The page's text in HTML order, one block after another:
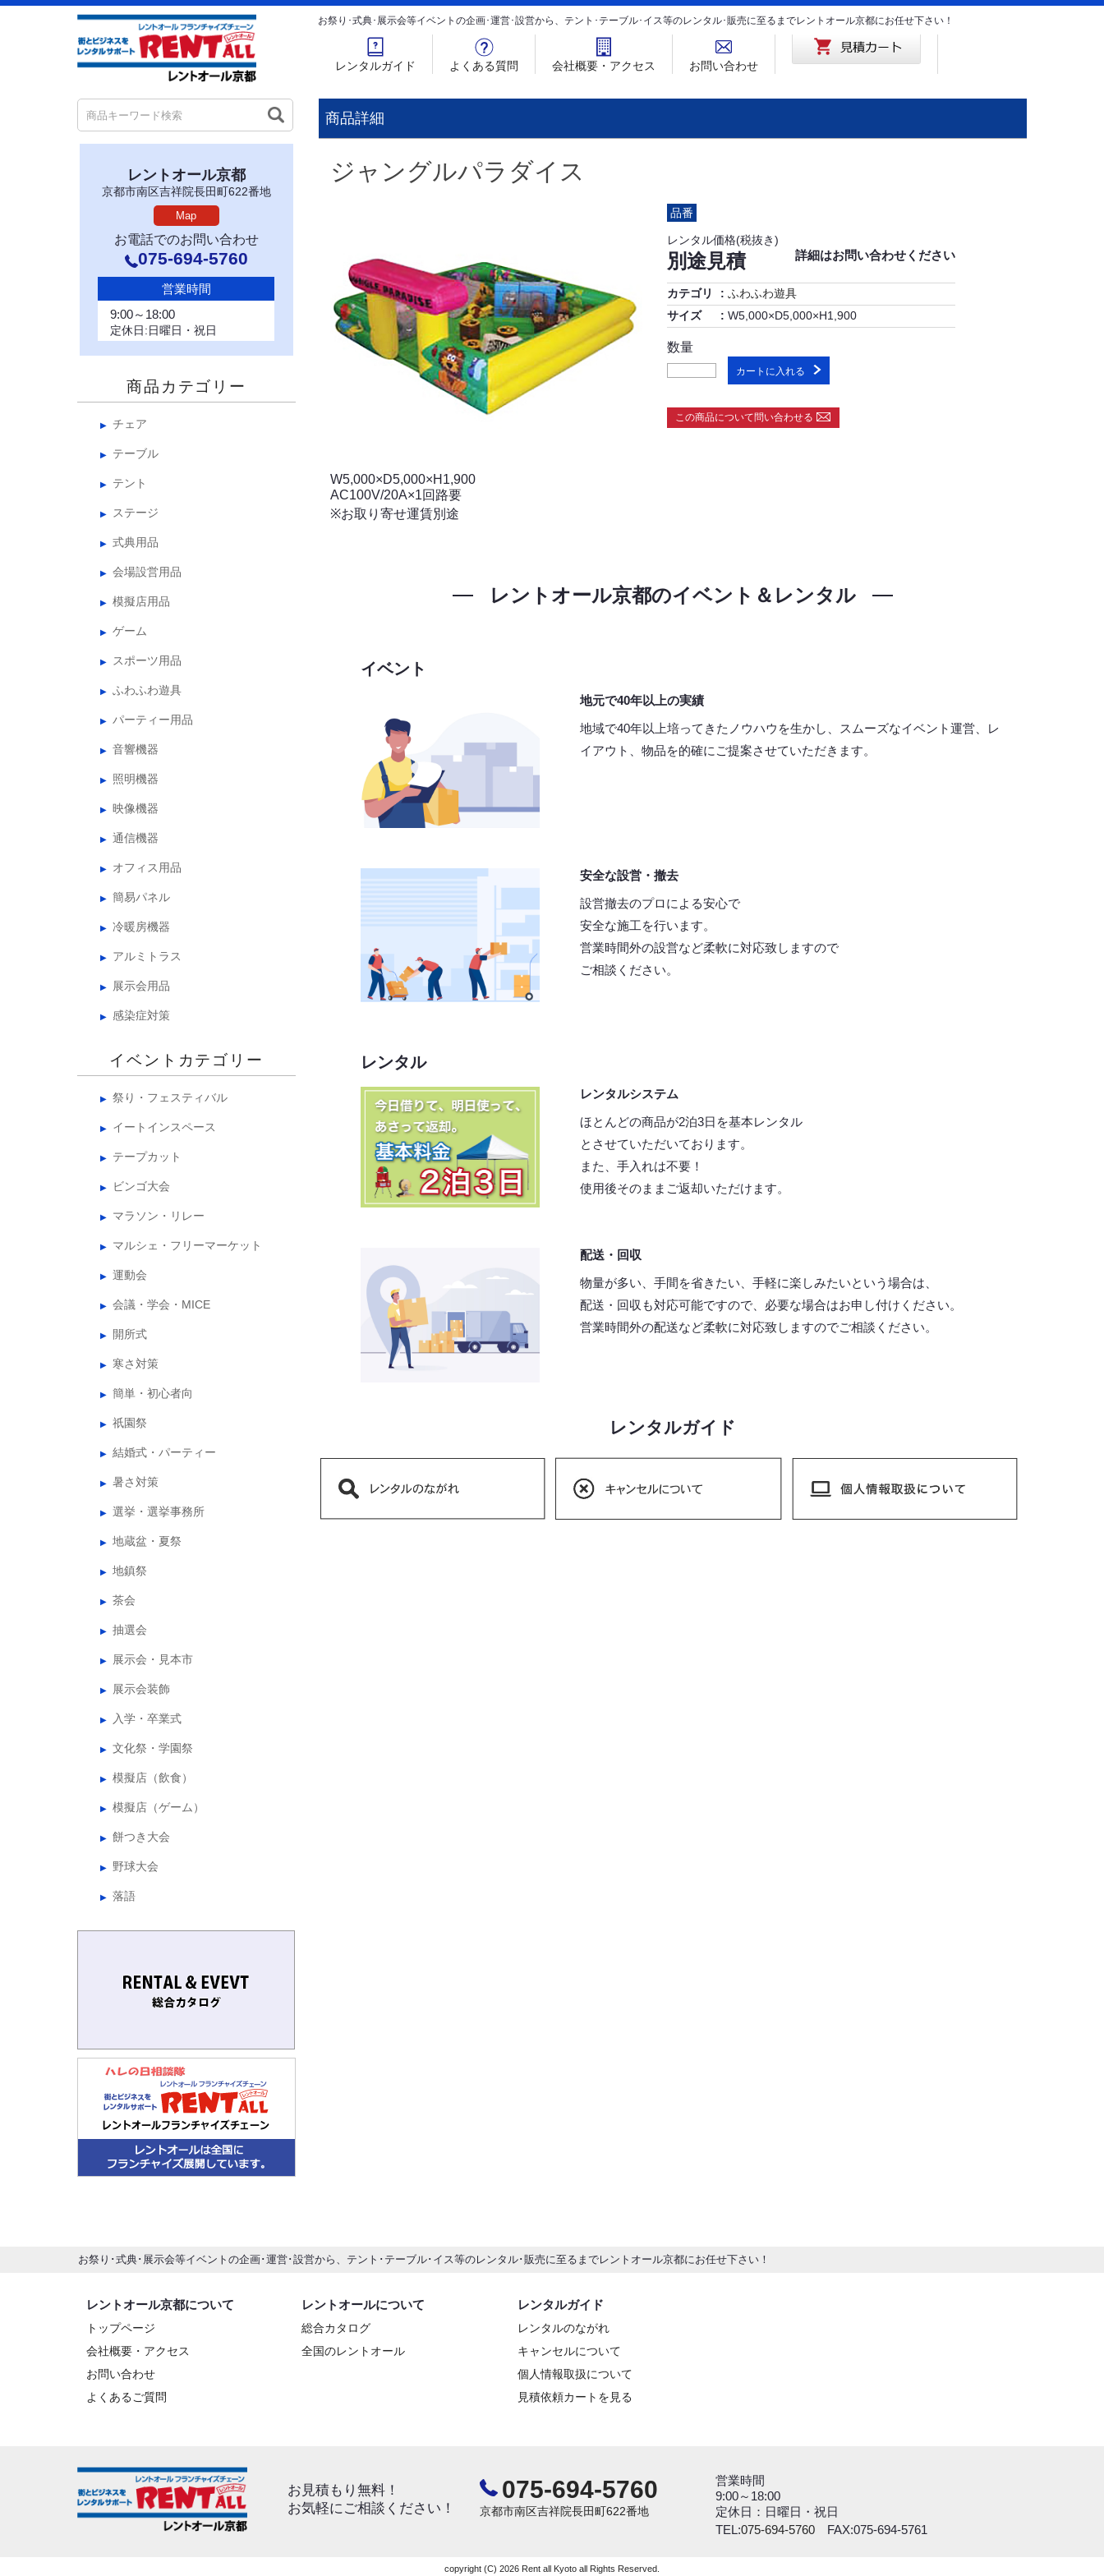
お祭り･式典･展示会等イベントの企画･運営･設営から、テント･テーブル･イス等のレンタル･販売に至るまでレントオール京都にお任せ下さい！
レンタルガイド よくある質問 会社概要・アクセス お問い合わせ
レントオール京都
京都市南区吉祥院長田町622番地
Map
お電話でのお問い合わせ
075-694-5760
営業時間
9:00～18:00
定休日:日曜日・祝日
商品カテゴリー
チェア
テーブル
テント
ステージ
式典用品
会場設営用品
模擬店用品
ゲーム
スポーツ用品
ふわふわ遊具
パーティー用品
音響機器
照明機器
映像機器
通信機器
オフィス用品
簡易パネル
冷暖房機器
アルミトラス
展示会用品
感染症対策
イベントカテゴリー
祭り・フェスティバル
イートインスペース
テープカット
ビンゴ大会
マラソン・リレー
マルシェ・フリーマーケット
運動会
会議・学会・MICE
開所式
寒さ対策
簡単・初心者向
祇園祭
結婚式・パーティー
暑さ対策
選挙・選挙事務所
地蔵盆・夏祭
地鎮祭
茶会
抽選会
展示会・見本市
展示会装飾
入学・卒業式
文化祭・学園祭
模擬店（飲食）
模擬店（ゲーム）
餅つき大会
野球大会
落語
商品詳細
ジャングルパラダイス
品番
レンタル価格(税抜き)
別途見積 詳細はお問い合わせください
カテゴリ
ふわふわ遊具
サイズ
W5,000×D5,000×H1,900
数量
カートに入れる
この商品について問い合わせる
W5,000×D5,000×H1,900
AC100V/20A×1回路要
※お取り寄せ運賃別途
レントオール京都のイベント＆レンタル
イベント
地元で40年以上の実績
地域で40年以上培ってきたノウハウを生かし、スムーズなイベント運営、レ
イアウト、物品を的確にご提案させていただきます。
安全な設営・撤去
設営撤去のプロによる安心で
安全な施工を行います。
営業時間外の設営など柔軟に対応致しますので
ご相談ください。
レンタル
レンタルシステム
ほとんどの商品が2泊3日を基本レンタル
とさせていただいております。
また、手入れは不要！
使用後そのままご返却いただけます。
配送・回収
物量が多い、手間を省きたい、手軽に楽しみたいという場合は、
配送・回収も対応可能ですので、必要な場合はお申し付けください。
営業時間外の配送など柔軟に対応致しますのでご相談ください。
レンタルガイド
お祭り･式典･展示会等イベントの企画･運営･設営から、テント･テーブル･イス等のレンタル･販売に至るまでレントオール京都にお任せ下さい！
レントオール京都について
トップページ
会社概要・アクセス
お問い合わせ
よくあるご質問
レントオールについて
総合カタログ
全国のレントオール
レンタルガイド
レンタルのながれ
キャンセルについて
個人情報取扱について
見積依頼カートを見る
お見積もり無料！
お気軽にご相談ください！
075-694-5760
京都市南区吉祥院長田町622番地
営業時間
9:00～18:00
定休日：日曜日・祝日
TEL:075-694-5760 FAX:075-694-5761
copyright (C) 2026 Rent all Kyoto all Rights Reserved.